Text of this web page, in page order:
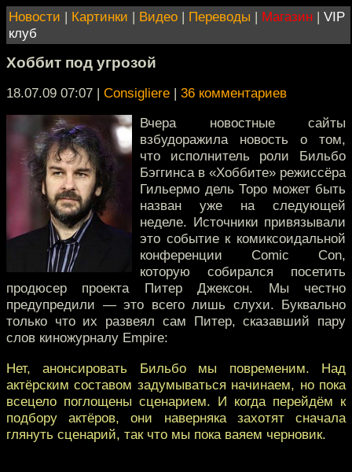
Новости | Картинки | Видео | Переводы | Магазин | VIP
клуб
Хоббит под угрозой
18.07.09 07:07 | Consigliere | 36 комментариев
Вчера новостные сайты
взбудоражила новость о том,
что исполнитель роли Бильбо
Бэггинса в «Хоббите» режиссёра
Гильермо дель Торо может быть
назван уже на следующей
неделе. Источники привязывали
это событие к комиксоидальной
конференции Comic Con,
которую собирался посетить
продюсер проекта Питер Джексон. Мы честно
предупредили — это всего лишь слухи. Буквально
только что их развеял сам Питер, сказавший пару
слов киножурналу Empire:
Нет, анонсировать Бильбо мы повременим. Над
актёрским составом задумываться начинаем, но пока
всецело поглощены сценарием. И когда перейдём к
подбору актёров, они наверняка захотят сначала
глянуть сценарий, так что мы пока ваяем черновик.